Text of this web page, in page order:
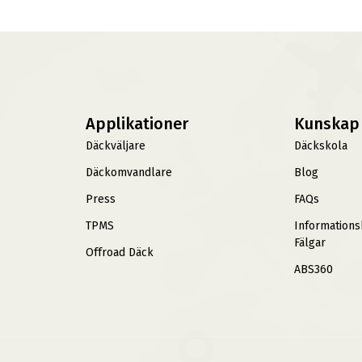
Applikationer
Däckväljare
Däckomvandlare
Press
TPMS
Offroad Däck
Kunskap
Däckskola
Blog
FAQs
Fälgar
ABS360